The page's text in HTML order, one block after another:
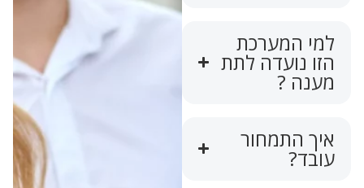
למי המערכת
הזו נועדה לתת
מענה ?
איך התמחור
עובד?